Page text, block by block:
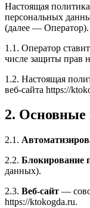
Настоящая
персональных
(далее — Оператор).
1.1. Оператор
числе защиты прав
1.2. Настоящая
веб-сайта https://
2. Основные
2.1.
2.2. Блокирование
данных).
2.3. Веб-сайт —
https://ktokogda.ru.